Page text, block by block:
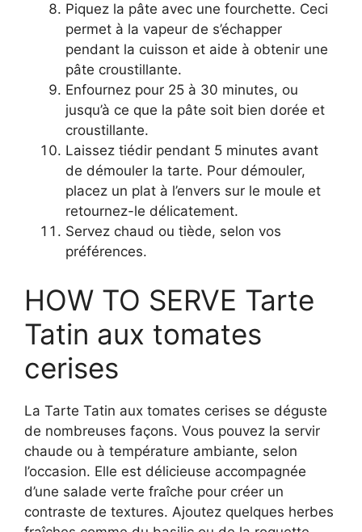
Piquez la pâte avec une fourchette. Ceci
permet à la vapeur de s’échapper
pendant la cuisson et aide à obtenir une
pâte croustillante.
Enfournez pour 25 à 30 minutes, ou
jusqu’à ce que la pâte soit bien dorée et
croustillante.
Laissez tiédir pendant 5 minutes avant
de démouler la tarte. Pour démouler,
placez un plat à l’envers sur le moule et
retournez-le délicatement.
Servez chaud ou tiède, selon vos
préférences.
HOW TO SERVE Tarte
Tatin aux tomates
cerises
La Tarte Tatin aux tomates cerises se déguste
de nombreuses façons. Vous pouvez la servir
chaude ou à température ambiante, selon
l’occasion. Elle est délicieuse accompagnée
d’une salade verte fraîche pour créer un
contraste de textures. Ajoutez quelques herbes